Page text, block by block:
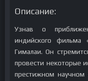
Описание:
Узнав о
индийского фильма
Гималаи. Он
провести некоторые
престижном научном